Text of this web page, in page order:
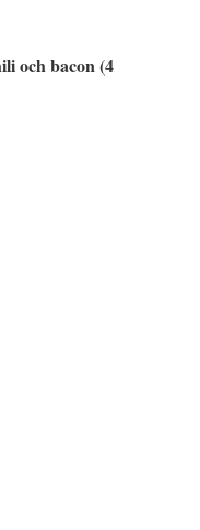
och bacon (4